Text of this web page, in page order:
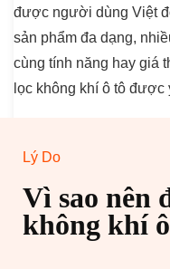
được người dùng Việt
sản phẩm đa dạng,
cùng tính năng hay giá
lọc không khí ô tô được
Lý Do
Vì sao nên
không khí